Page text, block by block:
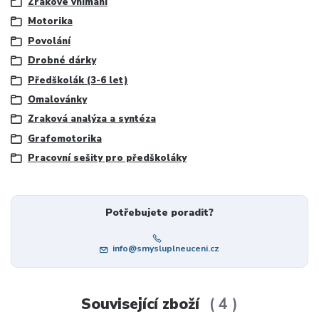
Motorika
Povolání
Drobné dárky
Předškolák (3-6 let)
Omalovánky
Zraková analýza a syntéza
Grafomotorika
Pracovní sešity pro předškoláky
Potřebujete poradit?
info@smysluplneuceni.cz
Související zboží 4